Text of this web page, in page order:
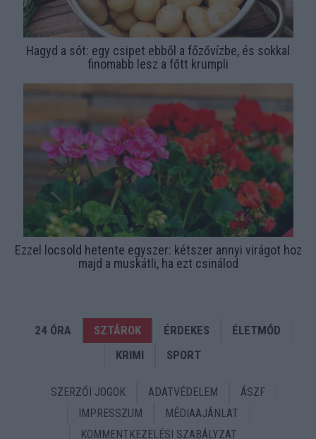
Hagyd a sót: egy csipet ebből a főzővízbe, és sokkal
finomabb lesz a főtt krumpli
Ezzel locsold hetente egyszer: kétszer annyi virágot hoz
majd a muskátli, ha ezt csinálod
24 ÓRA SZTÁROK ÉRDEKES
ÉLETMÓD
KRIMI
SPORT
SZERZŐI JOGOK ADATVÉDELEM
ÁSZF
IMPRESSZUM
MÉDIAAJÁNLAT
KOMMENTKEZELÉSI SZABÁLYZAT